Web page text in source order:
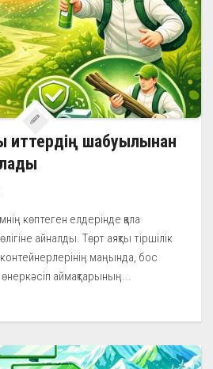
иттердің шабуылынан
көптеген елдерінде қала
айналды. Төрт аяқты тіршілік
контейнерлерінің маңында, бос
аймақтарының...